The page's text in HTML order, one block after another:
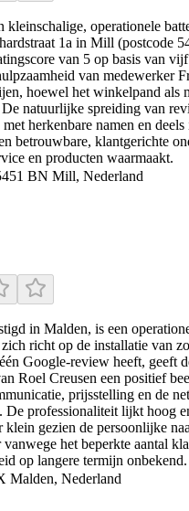
kleinschalige, operationele
1a in Mill (postcode
van 5 op basis van
van medewerker
hoewel het winkelpand als
natuurlijke spreiding van
met herkenbare namen en
betrouwbare, klantgerichte
en producten waarmaakt.
BN Mill, Nederland
in Malden, is een
richt op de installatie van
Google-review heeft, geeft
Roel Creusen een positief
prijsstelling en de
De professionaliteit lijkt hoog
klein gezien de persoonlijke
het beperkte aantal
op langere termijn onbekend.
Malden, Nederland